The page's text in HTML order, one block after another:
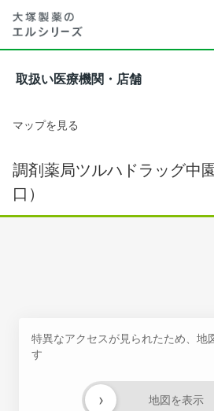
取扱い医療機関・店舗
マップを見る
調剤薬局ツルハドラッグ中
口）
特異なアクセスが見られたため、地
す
地図を表示
›